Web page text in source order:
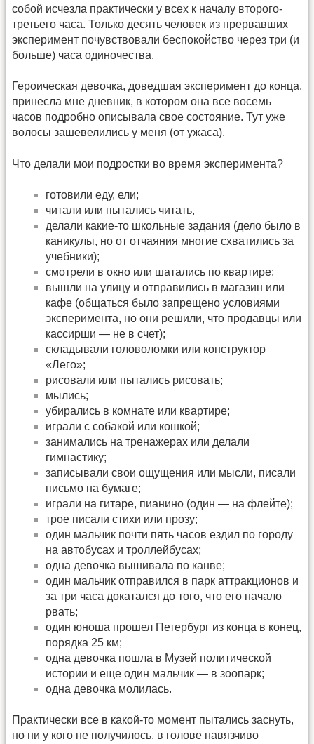
собой исчезла практически у всех к началу второго-
третьего часа. Только десять человек из прервавших
эксперимент почувствовали беспокойство через три (и
больше) часа одиночества.
Героическая девочка, доведшая эксперимент до конца,
принесла мне дневник, в котором она все восемь
часов подробно описывала свое состояние. Тут уже
волосы зашевелились у меня (от ужаса).
Что делали мои подростки во время эксперимента?
готовили еду, ели;
читали или пытались читать,
делали какие-то школьные задания (дело было в
каникулы, но от отчаяния многие схватились за
учебники);
смотрели в окно или шатались по квартире;
вышли на улицу и отправились в магазин или
кафе (общаться было запрещено условиями
эксперимента, но они решили, что продавцы или
кассирши — не в счет);
складывали головоломки или конструктор
«Лего»;
рисовали или пытались рисовать;
мылись;
убирались в комнате или квартире;
играли с собакой или кошкой;
занимались на тренажерах или делали
гимнастику;
записывали свои ощущения или мысли, писали
письмо на бумаге;
играли на гитаре, пианино (один — на флейте);
трое писали стихи или прозу;
один мальчик почти пять часов ездил по городу
на автобусах и троллейбусах;
одна девочка вышивала по канве;
один мальчик отправился в парк аттракционов и
за три часа докатался до того, что его начало
рвать;
один юноша прошел Петербург из конца в конец,
порядка 25 км;
одна девочка пошла в Музей политической
истории и еще один мальчик — в зоопарк;
одна девочка молилась.
Практически все в какой-то момент пытались заснуть,
но ни у кого не получилось, в голове навязчиво